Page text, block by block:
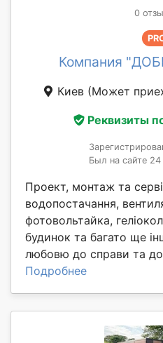
0
Компания
Киев (Может
Реквизиты
Был на сайте
Проект, монтаж та
водопостачання,
фотовольтайка,
будинок та багато ще
любовю до справи та
Подробнее